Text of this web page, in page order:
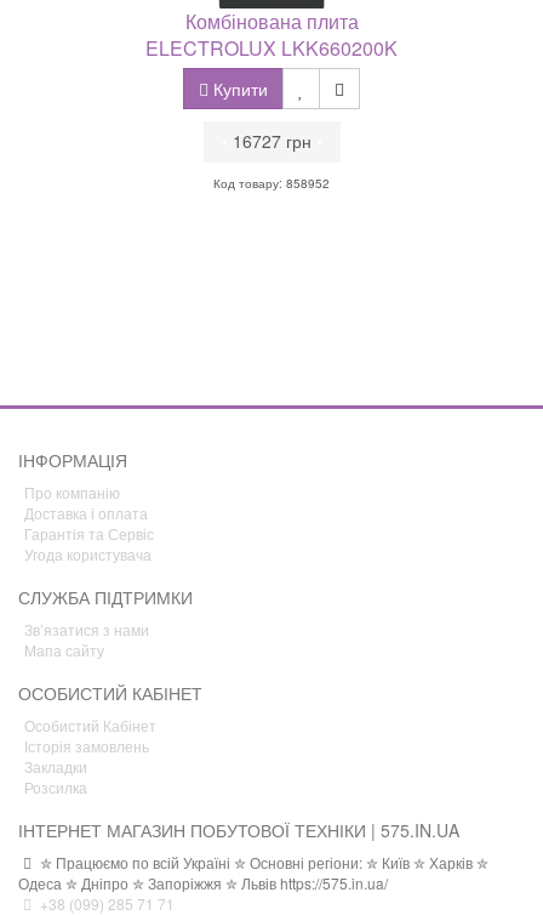
Комбінована плита
ELECTROLUX LKK660200K
Купити
16727 грн
Код товару: 858952
ІНФОРМАЦІЯ
Про компанію
Доставка і оплата
Гарантія та Сервіс
Угода користувача
СЛУЖБА ПІДТРИМКИ
Зв’язатися з нами
Мапа сайту
ОСОБИСТИЙ КАБІНЕТ
Особистий Кабінет
Історія замовлень
Закладки
Розсилка
ІНТЕРНЕТ МАГАЗИН ПОБУТОВОЇ ТЕХНІКИ | 575.IN.UA
✮ Працюємо по всій Україні ✮ Основні регіони: ✮ Київ ✮ Харків ✮
Одеса ✮ Дніпро ✮ Запоріжжя ✮ Львів https://575.in.ua/
+38 (099) 285 71 71